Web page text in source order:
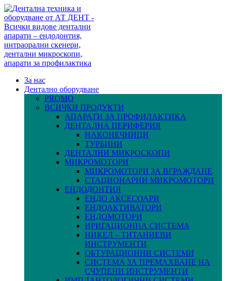
За нас
Дентално оборудване
PROMO
ВСИЧКИ ПРОДУКТИ
АПАРАТИ ЗА ПРОФИЛАКТИКА
ДЕНТАЛНА ПЕРИФЕРИЯ
НАКОНЕЧНИЦИ
ТУРБИНИ
ДЕНТАЛНИ МИКРОСКОПИ
МИКРОМОТОРИ
МИКРОМОТОРИ ЗА ВГРАЖДАНЕ
СТАЦИОНАРНИ МИКРОМОТОРИ
ЕНДОДОНТИЯ
ЕНДО АКСЕСОАРИ
ЕНДОАКТИВАТОРИ
ЕНДОМОТОРИ
ИРИГАЦИОННА СИСТЕМА
НИКЕЛ – ТИТАНИЕВИ
ИНСТРУМЕНТИ
ОБТУРАЦИОННИ СИСТЕМИ
СИСТЕМА ЗА ПРЕМАХВАНЕ НА
СЧУПЕНИ ИНСТРУМЕНТИ